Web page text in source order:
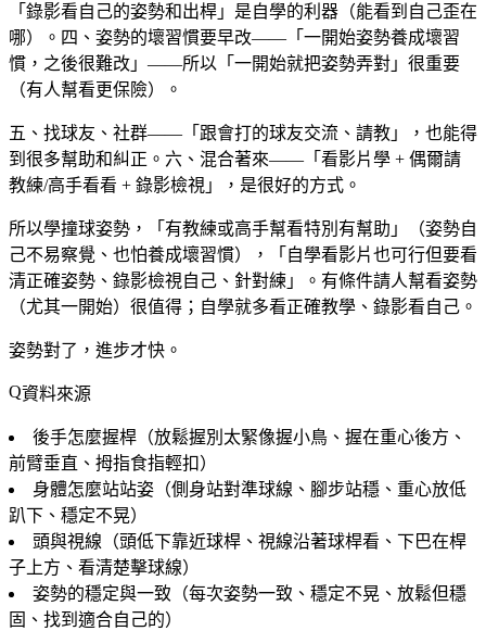
「錄影看自己的姿勢和出桿」是自學的利器（能看到自己歪在
哪）。四、姿勢的壞習慣要早改——「一開始姿勢養成壞習
慣，之後很難改」——所以「一開始就把姿勢弄對」很重要
（有人幫看更保險）。
五、找球友、社群——「跟會打的球友交流、請教」，也能得
到很多幫助和糾正。六、混合著來——「看影片學 + 偶爾請
教練/高手看看 + 錄影檢視」，是很好的方式。
所以學撞球姿勢，「有教練或高手幫看特別有幫助」（姿勢自
己不易察覺、也怕養成壞習慣），「自學看影片也可行但要看
清正確姿勢、錄影檢視自己、針對練」。有條件請人幫看姿勢
（尤其一開始）很值得；自學就多看正確教學、錄影看自己。
姿勢對了，進步才快。
資料來源
後手怎麼握桿（放鬆握別太緊像握小鳥、握在重心後方、
前臂垂直、拇指食指輕扣）
身體怎麼站站姿（側身站對準球線、腳步站穩、重心放低
趴下、穩定不晃）
頭與視線（頭低下靠近球桿、視線沿著球桿看、下巴在桿
子上方、看清楚擊球線）
姿勢的穩定與一致（每次姿勢一致、穩定不晃、放鬆但穩
固、找到適合自己的）